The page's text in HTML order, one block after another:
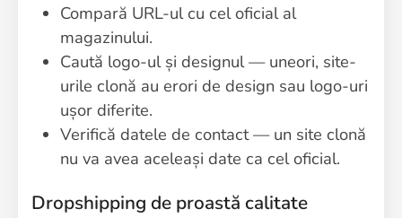
Compară URL-ul cu cel oficial al
magazinului.
Caută logo-ul și designul — uneori, site-
urile clonă au erori de design sau logo-uri
ușor diferite.
Verifică datele de contact — un site clonă
nu va avea aceleași date ca cel oficial.
Dropshipping de proastă calitate